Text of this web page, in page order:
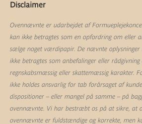
Disclaimer
Ovennævnte er udarbejdet af
kan ikke betragtes som en opfordring om eller
sælge noget værdipapir. De nævnte oplysninger
ikke betragtes som anbefalinger eller
regnskabsmæssig eller skattemæssig karakter.
ikke holdes ansvarlig for tab forårsaget af
dispositioner – eller mangel på samme – på
ovennævnte. Vi har bestræbt os på at sikre, at
ovennævnte er fuldstændige og korrekte, men